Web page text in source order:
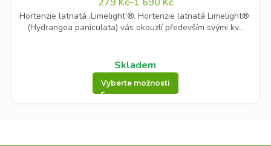
Hortenzie latnatá ‚Limelight’®. Hortenzie latnatá Limelight®
(Hydrangea paniculata) vás okouzlí především svými kv...
Skladem
Vyberte možnosti